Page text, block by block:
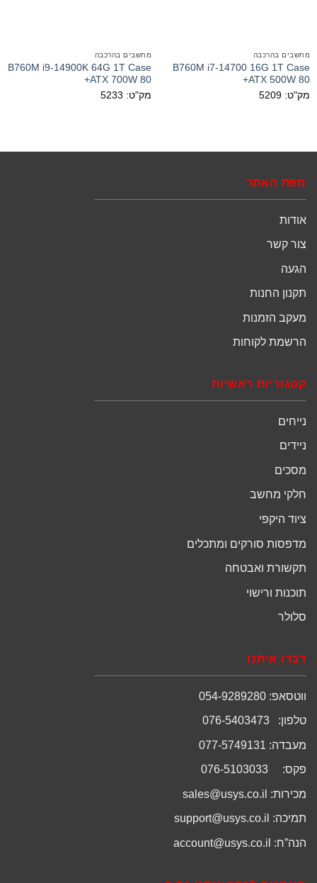
מחשבים בהרכבה
B760M i7-14700 16G 1T Case
ATX 500W 80+
מק"ט: 5209
מחשבים בהרכבה
B760M i9-14900K 64G 1T Case
ATX 700W 80+
מק"ט: 5233
מפת האתר
אודות
צור קשר
הגעה
תקנון החנות
מעקב הזמנות
הרשמת לקוחות
קטגוריות ראשיות
נייחים
ניידים
מסכים
חלקי מחשב
ציוד היקפי
מדפסות סורקים ומתכלים
תקשורת ואבטחה
תוכנות ורישוי
סלולר
דברו איתנו
ווטסאפ: 054-9289280
טלפון: 076-5403473
מעבדה: 077-5749131
פקס: 076-5103033
מכירות: sales@usys.co.il
תמיכה: support@usys.co.il
הנה”ח: account@usys.co.il